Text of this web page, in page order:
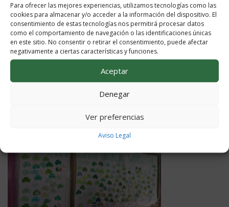
Para ofrecer las mejores experiencias, utilizamos tecnologías como las
cookies para almacenar y/o acceder a la información del dispositivo. El
consentimiento de estas tecnologías nos permitirá procesar datos
como el comportamiento de navegación o las identificaciones únicas
en este sitio. No consentir o retirar el consentimiento, puede afectar
negativamente a ciertas características y funciones.
Aceptar
Denegar
Ver preferencias
Aviso Legal